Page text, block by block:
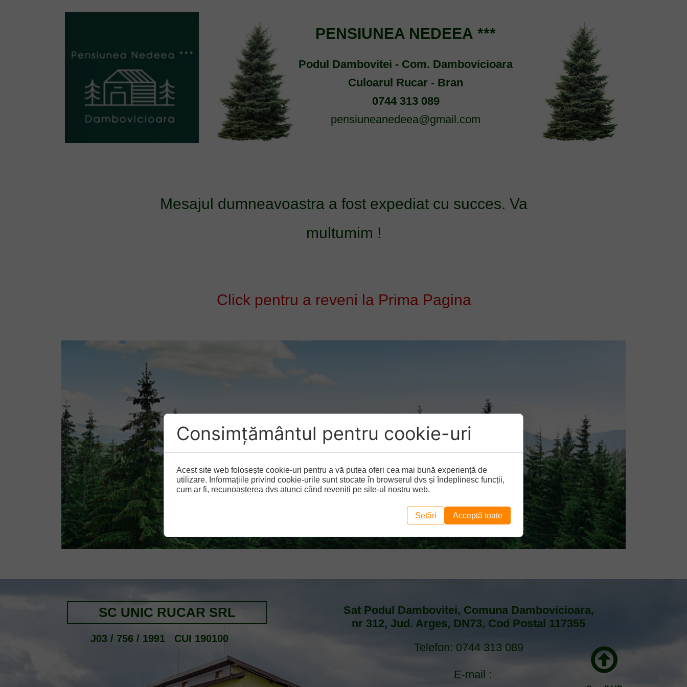
Click pentru a reveni la Prima Pagina
Mesajul dumneavoastra a fost expediat cu succes. Va
multumim !
PENSIUNEA NEDEEA ***
Podul Dambovitei - Com. Dambovicioara
Culoarul Rucar - Bran
0744 313 089
pensiuneanedeea@gmail.com
E-mail :
Telefon: 0744 313 089
Sat Podul Dambovitei, Comuna Dambovicioara,
nr 312, Jud. Arges, DN73, Cod Postal 117355
J03 / 756 / 1991 CUI 190100
SC UNIC RUCAR SRL
Consimțământul pentru cookie-uri
Acest site web folosește cookie-uri pentru a vă putea oferi cea mai bună experiență de
utilizare. Informațiile privind cookie-urile sunt stocate în browserul dvs și îndeplinesc funcții,
cum ar fi, recunoașterea dvs atunci când reveniți pe site-ul nostru web.
Setări Acceptă toate